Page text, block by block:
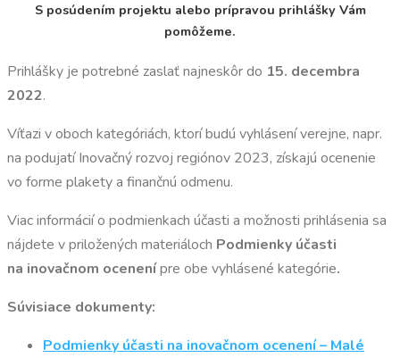
S posúdením projektu alebo prípravou prihlášky Vám
pomôžeme.
Prihlášky je potrebné zaslať najneskôr do 15. decembra
2022.
Víťazi v oboch kategóriách, ktorí budú vyhlásení verejne, napr.
na podujatí Inovačný rozvoj regiónov 2023, získajú ocenenie
vo forme plakety a finančnú odmenu.
Viac informácií o podmienkach účasti a možnosti prihlásenia sa
nájdete v priložených materiáloch Podmienky účasti
na inovačnom ocenenípre obe vyhlásené kategórie.
Súvisiace dokumenty:
Podmienky účasti na inovačnom ocenení – Malé